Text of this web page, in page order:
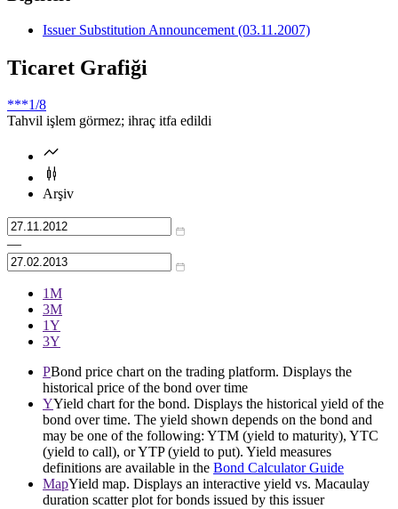
Issuer Substitution Announcement (03.11.2007)
Ticaret Grafiği
***1/8
Tahvil işlem görmez; ihraç itfa edildi
Arşiv
—
1М
3М
1Y
3Y
PBond price chart on the trading platform. Displays the
historical price of the bond over time
YYield chart for the bond. Displays the historical yield of the
bond over time. The yield shown depends on the bond and
may be one of the following: YTM (yield to maturity), YTC
(yield to call), or YTP (yield to put). Yield measures
definitions are available in the Bond Calculator Guide
MapYield map. Displays an interactive yield vs. Macaulay
duration scatter plot for bonds issued by this issuer